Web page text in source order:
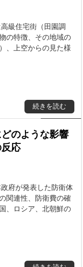
級住宅街（田園調
の特徴、その地域の
、上空からの見た様
続きを読む
のような影響
応
府が発表した防衛体
関連性、防衛費の確
、ロシア、北朝鮮の